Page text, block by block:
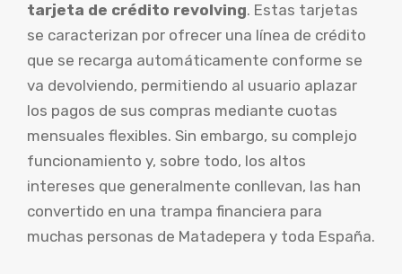
tarjeta de crédito revolving. Estas tarjetas
se caracterizan por ofrecer una línea de crédito
que se recarga automáticamente conforme se
va devolviendo, permitiendo al usuario aplazar
los pagos de sus compras mediante cuotas
mensuales flexibles. Sin embargo, su complejo
funcionamiento y, sobre todo, los altos
intereses que generalmente conllevan, las han
convertido en una trampa financiera para
muchas personas de Matadepera y toda España.